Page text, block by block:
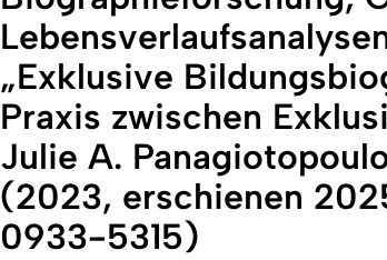
„Exklusive
Praxis zwischen
Julie A.
(2023, erschienen
0933-5315)